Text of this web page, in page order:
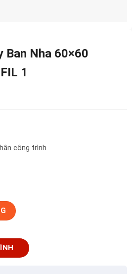
Ban Nha 60×60
1
công trình